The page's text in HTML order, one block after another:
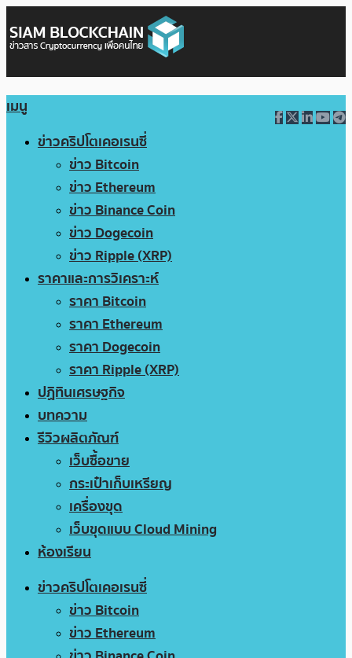
เมนู
ข่าวคริปโตเคอเรนซี่
ข่าว Bitcoin
ข่าว Ethereum
ข่าว Binance Coin
ข่าว Dogecoin
ข่าว Ripple (XRP)
ราคาและการวิเคราะห์
ราคา Bitcoin
ราคา Ethereum
ราคา Dogecoin
ราคา Ripple (XRP)
ปฏิทินเศรษฐกิจ
บทความ
รีวิวผลิตภัณฑ์
เว็บซื้อขาย
กระเป๋าเก็บเหรียญ
เครื่องขุด
เว็บขุดแบบ Cloud Mining
ห้องเรียน
ข่าวคริปโตเคอเรนซี่
ข่าว Bitcoin
ข่าว Ethereum